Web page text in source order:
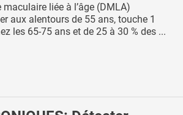
maculaire liée à l’âge (DMLA)
aux alentours de 55 ans, touche 1
les 65-75 ans et de 25 à 30 % des ...